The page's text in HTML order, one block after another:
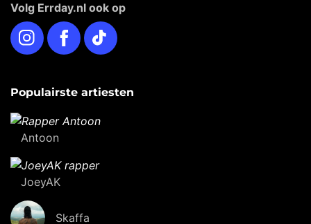
Volg Errday.nl ook op
InstagramFacebookTikTok
Populairste artiesten
Antoon
JoeyAK
Skaffa